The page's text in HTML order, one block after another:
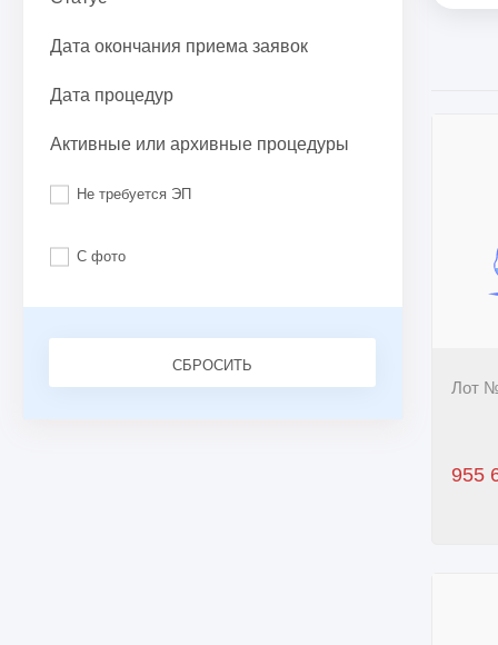
Дата окончания приема заявок
Дата процедур
Активные или архивные процедуры
Не требуется ЭП
С фото
СБРОСИТЬ
Лот
955